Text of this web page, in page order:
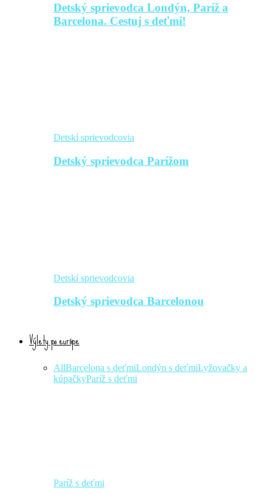
Detský sprievodca Londýn, Paríž a
Barcelona. Cestuj s deťmi!
Detskí sprievodcovia
Detský sprievodca Parížom
Detskí sprievodcovia
Detský sprievodca Barcelonou
Výlety po európe
AllBarcelona s deťmiLondýn s deťmiLyžovačky a
kúpačkyParíž s deťmi
Paríž s deťmi